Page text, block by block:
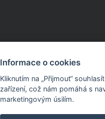
Informace o cookies
Kliknutím na „Přijmout“
zařízení, což nám pomáhá s
marketingovým úsilím.